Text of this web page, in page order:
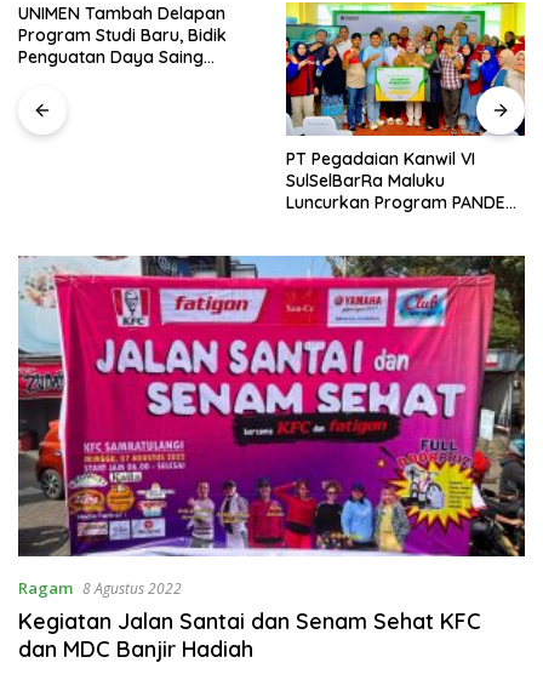
UNIMEN Tambah Delapan
Program Studi Baru, Bidik
Penguatan Daya Saing
PT Pegadaian Kanwil VI
SulSelBarRa Maluku
Luncurkan Program PANDE
Ragam 8 Agustus 2022
Kegiatan Jalan Santai dan Senam Sehat KFC
dan MDC Banjir Hadiah